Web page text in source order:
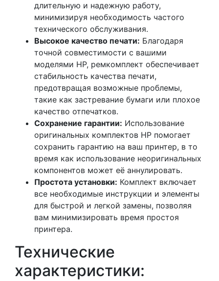
длительную и надежную работу,
минимизируя необходимость частого
технического обслуживания.
Высокое качество печати: Благодаря
точной совместимости с вашими
моделями HP, ремкомплект обеспечивает
стабильность качества печати,
предотвращая возможные проблемы,
такие как застревание бумаги или плохое
качество отпечатков.
Сохранение гарантии: Использование
оригинальных комплектов HP помогает
сохранить гарантию на ваш принтер, в то
время как использование неоригинальных
компонентов может её аннулировать.
Простота установки: Комплект включает
все необходимые инструкции и элементы
для быстрой и легкой замены, позволяя
вам минимизировать время простоя
принтера.
Технические
характеристики: